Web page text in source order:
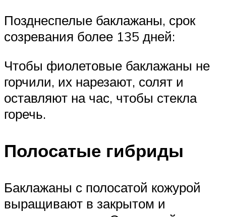
Позднеспелые баклажаны, срок
созревания более 135 дней:
Чтобы фиолетовые баклажаны не
горчили, их нарезают, солят и
оставляют на час, чтобы стекла
горечь.
Полосатые гибриды
Баклажаны с полосатой кожурой
выращивают в закрытом и